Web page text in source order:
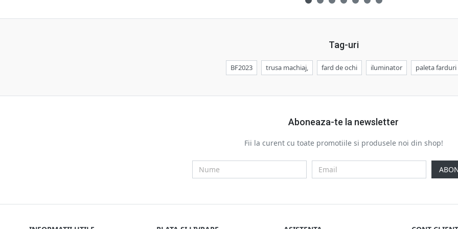
Tag-uri
BF2023 trusa machiaj, fard de ochi iluminator paleta farduri
Aboneaza-te la newsletter
Fii la curent cu toate promotiile si produsele noi din shop!